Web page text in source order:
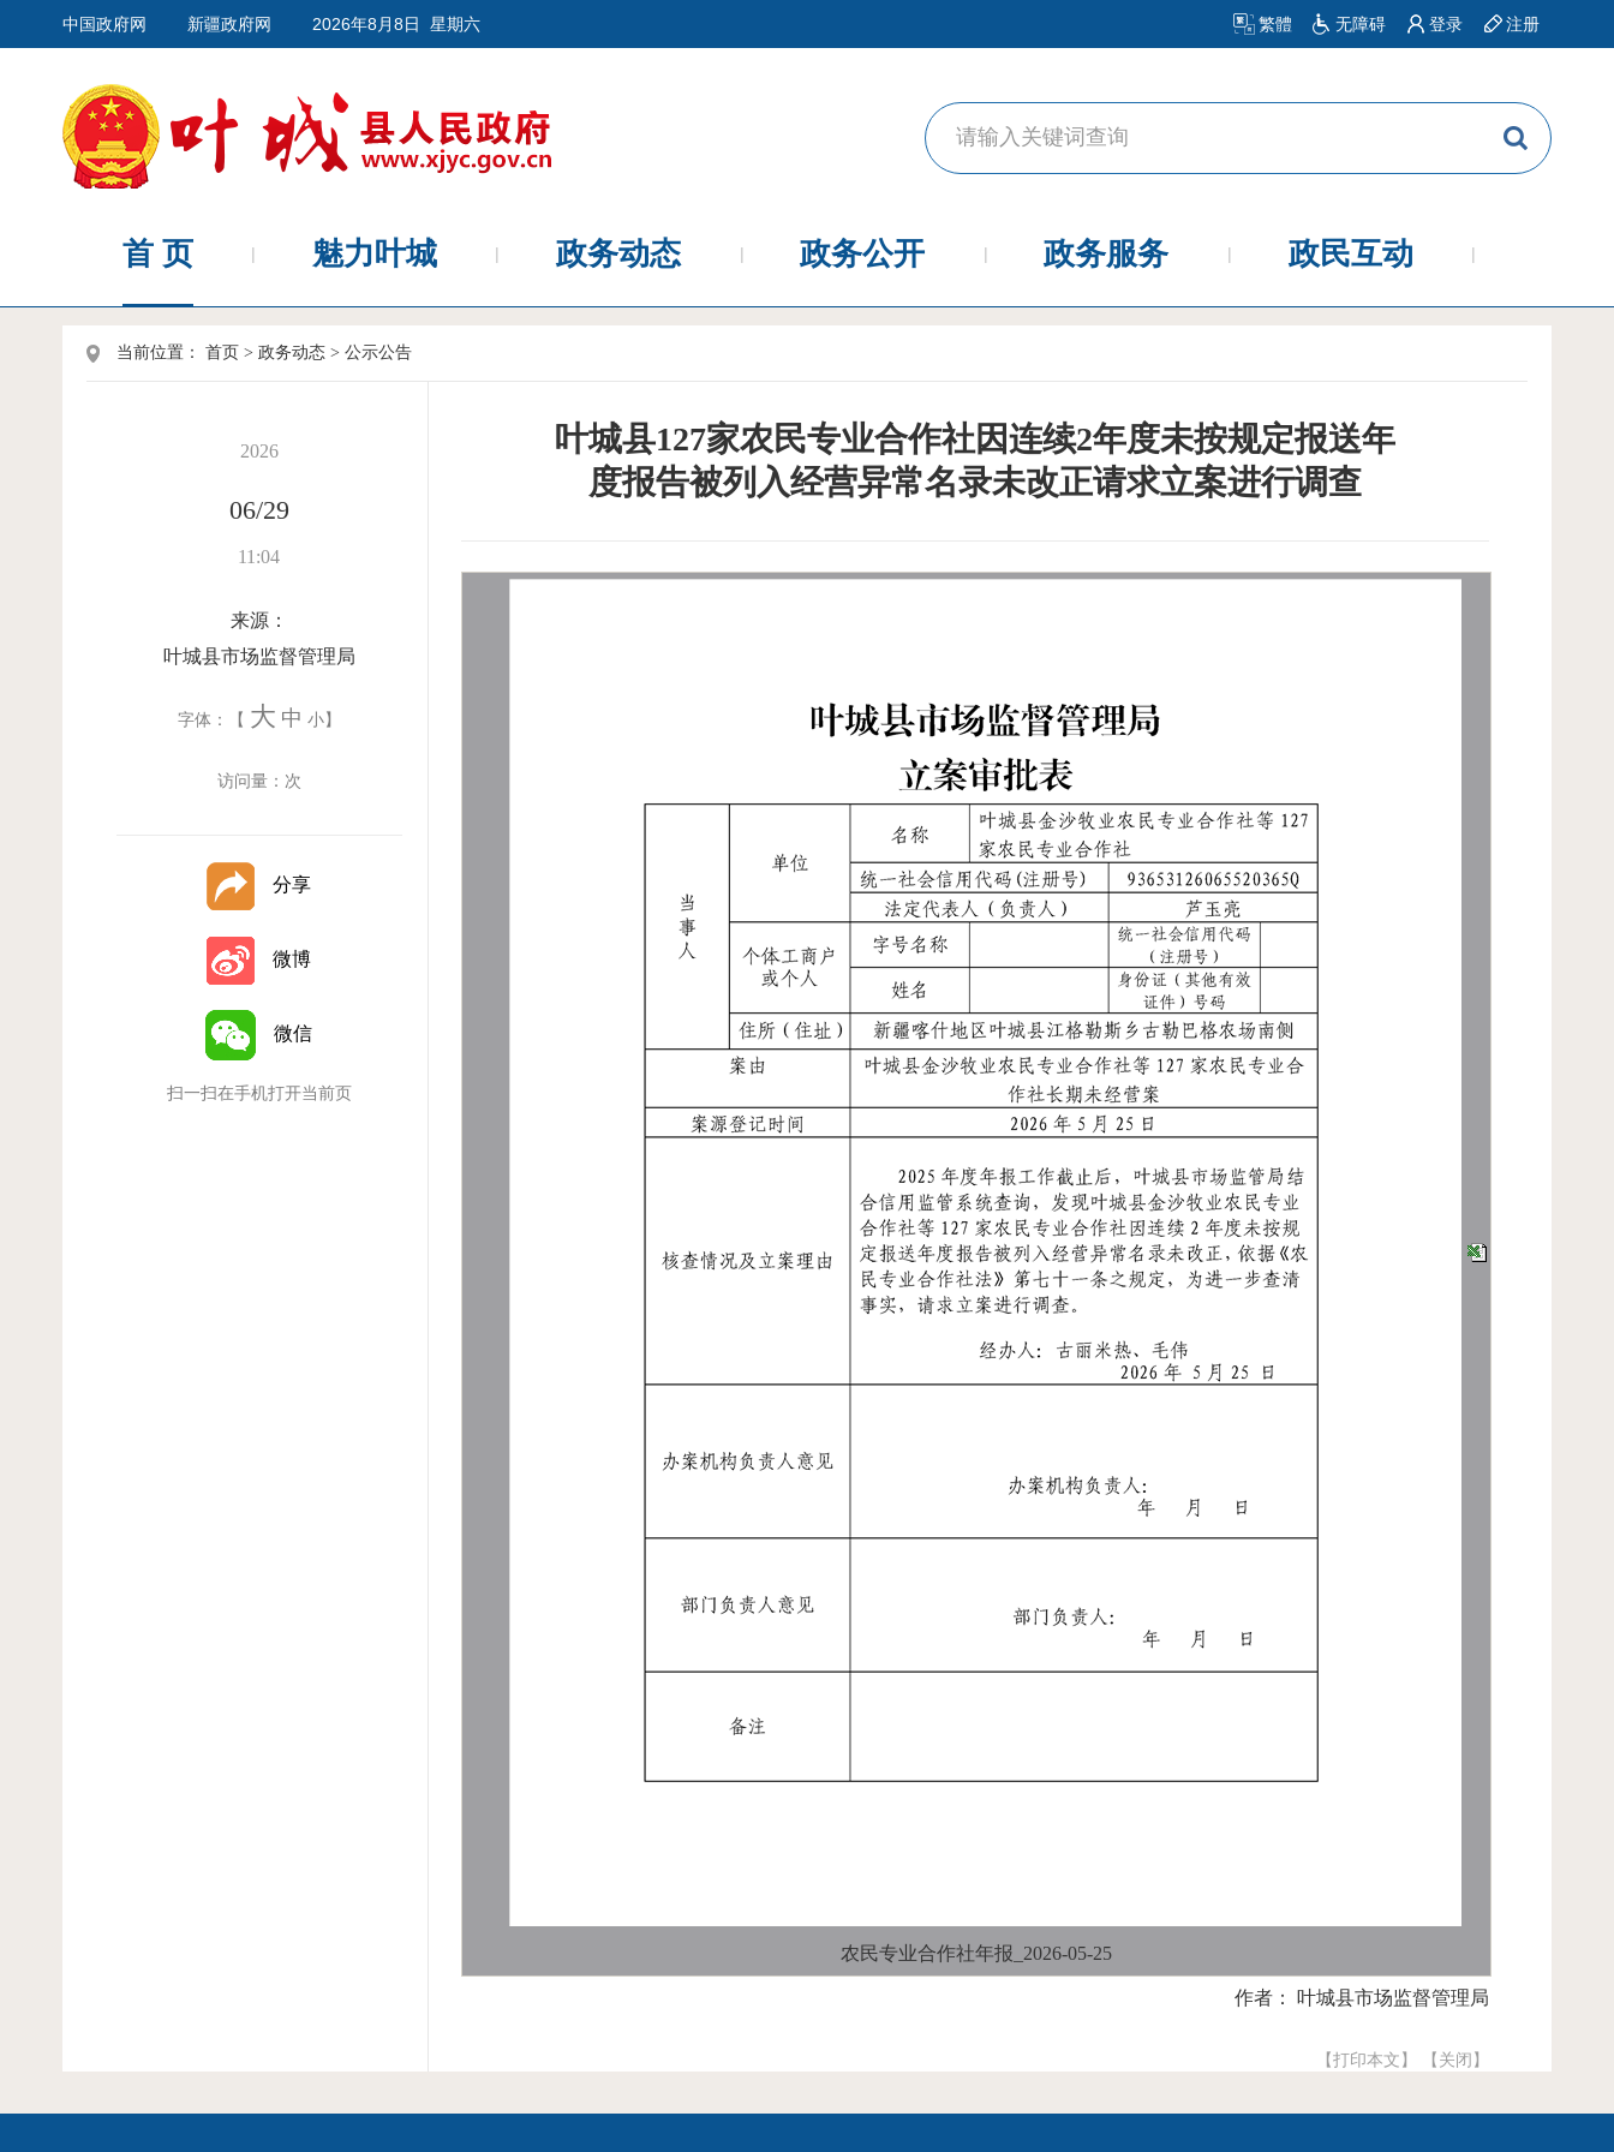
中国政府网 新疆政府网 2026年8月8日 星期六 繁體 无障碍 登录 注册
首 页 魅力叶城 政务动态 政务公开 政务服务 政民互动
当前位置： 首页 > 政务动态 > 公示公告
2026
06/29
11:04
来源：
叶城县市场监督管理局
字体：【 大 中 小】
访问量： 次
分享
微博
微信
扫一扫在手机打开当前页
叶城县127家农民专业合作社因连续2年度未按规定报送年
度报告被列入经营异常名录未改正请求立案进行调查
农民专业合作社年报_2026-05-25
作者： 叶城县市场监督管理局
【打印本文】 【关闭】